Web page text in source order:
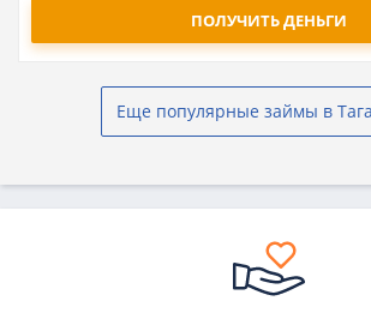
ПОЛУЧИТЬ ДЕНЬГИ
Еще популярные займы в